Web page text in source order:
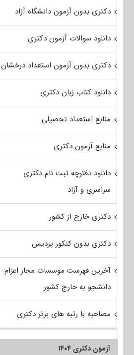
دکتری بدون آزمون دانشگاه آزاد
دانلود سوالات آزمون دکتری
دکتری بدون آزمون استعداد درخشان
دانلود کتاب زبان دکتری
منابع استعداد تحصیلی
منابع آزمون دکتری
دانلود دفترچه ثبت نام دکتری
سراسری و آزاد
دکتری خارج از کشور
دکتری بدون کنکور پردیس
آخرین فهرست موسسات مجاز اعزام
دانشجو به خارج کشور
مصاحبه با رتبه های برتر دکتری
آزمون دکتری ۱۴۰۴